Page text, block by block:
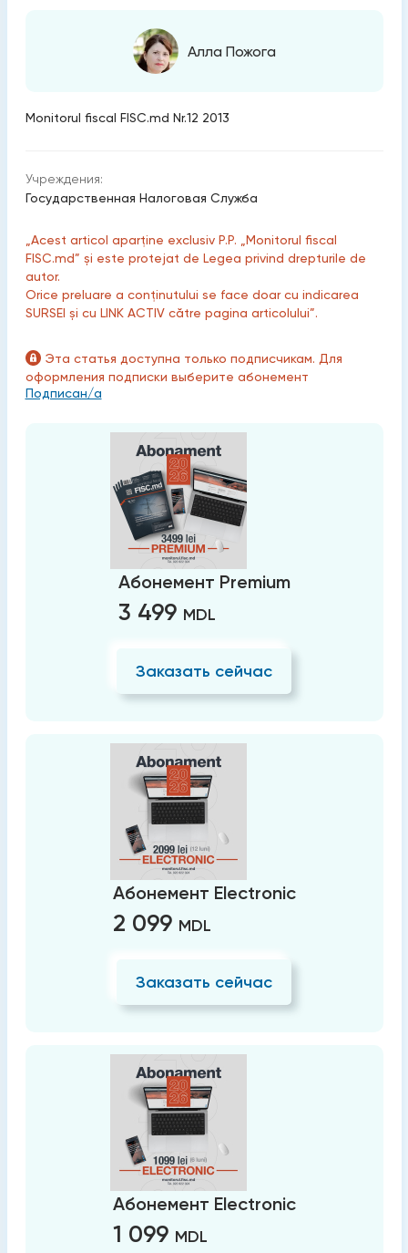
Алла Пожога
Monitorul fiscal FISC.md Nr.12 2013
Учреждения:
Государственная Налоговая Служба
„Acest articol aparține exclusiv P.P. „Monitorul fiscal
FISC.md” și este protejat de Legea privind drepturile de
autor.
Orice preluare a conținutului se face doar cu indicarea
SURSEI și cu LINK ACTIV către pagina articolului”.
Эта статья доступна только подписчикам. Для
оформления подписки выберите абонемент
Подписан/а
Абонемент Premium
3 499 MDL
Заказать сейчас
Абонемент Electronic
2 099 MDL
Заказать сейчас
Абонемент Electronic
1 099 MDL